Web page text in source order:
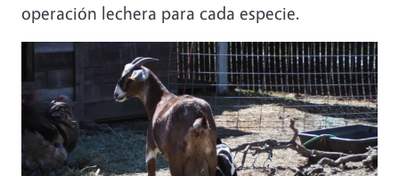
operación lechera para cada especie.